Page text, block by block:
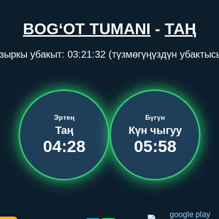
BOG‘OT TUMANI - ТАҢ
убакыт: 03:21:33 (түзмөгүңүздүн
Эртең
Таң
04:28
Бүгүн
Күн чыгуу
05:58